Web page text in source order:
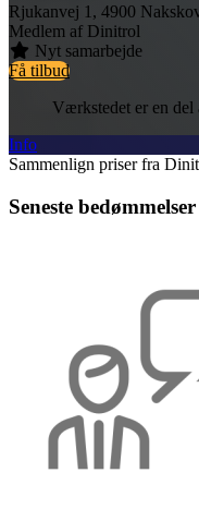
Rjukanvej 1, 4900
Medlem af Dinitrol
Nyt samarbejde
Få tilbud
Værkstedet er en del
Info
Sammenlign priser fra
Seneste bedømmelser